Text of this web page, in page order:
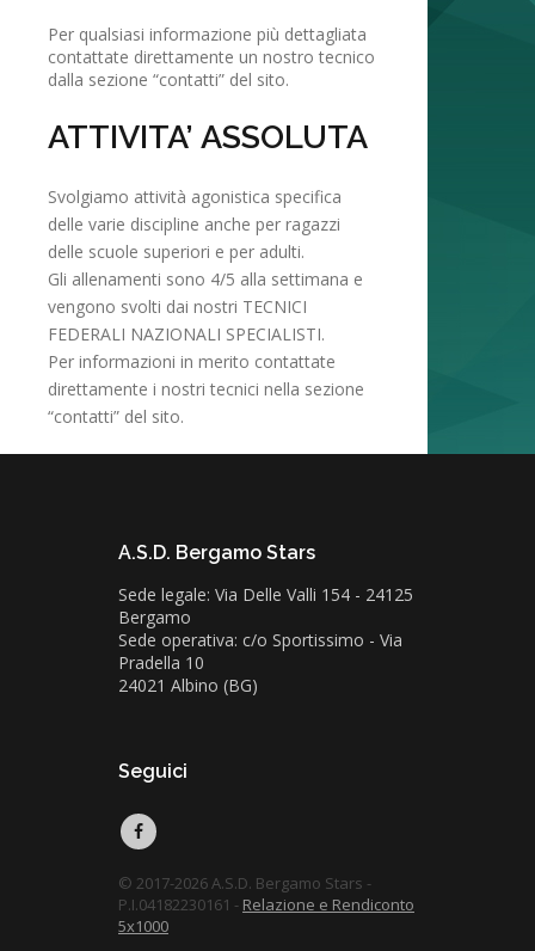
Per qualsiasi informazione più dettagliata
contattate direttamente un nostro tecnico
dalla sezione “contatti” del sito.
ATTIVITA’ ASSOLUTA
Svolgiamo attività agonistica specifica
delle varie discipline anche per ragazzi
delle scuole superiori e per adulti.
Gli allenamenti sono 4/5 alla settimana e
vengono svolti dai nostri TECNICI
FEDERALI NAZIONALI SPECIALISTI.
Per informazioni in merito contattate
direttamente i nostri tecnici nella sezione
“contatti” del sito.
A.S.D. Bergamo Stars
Sede legale: Via Delle Valli 154 - 24125
Bergamo
Sede operativa: c/o Sportissimo - Via
Pradella 10
24021 Albino (BG)
Seguici
© 2017-2026 A.S.D. Bergamo Stars -
P.I.04182230161 - Relazione e Rendiconto
5x1000